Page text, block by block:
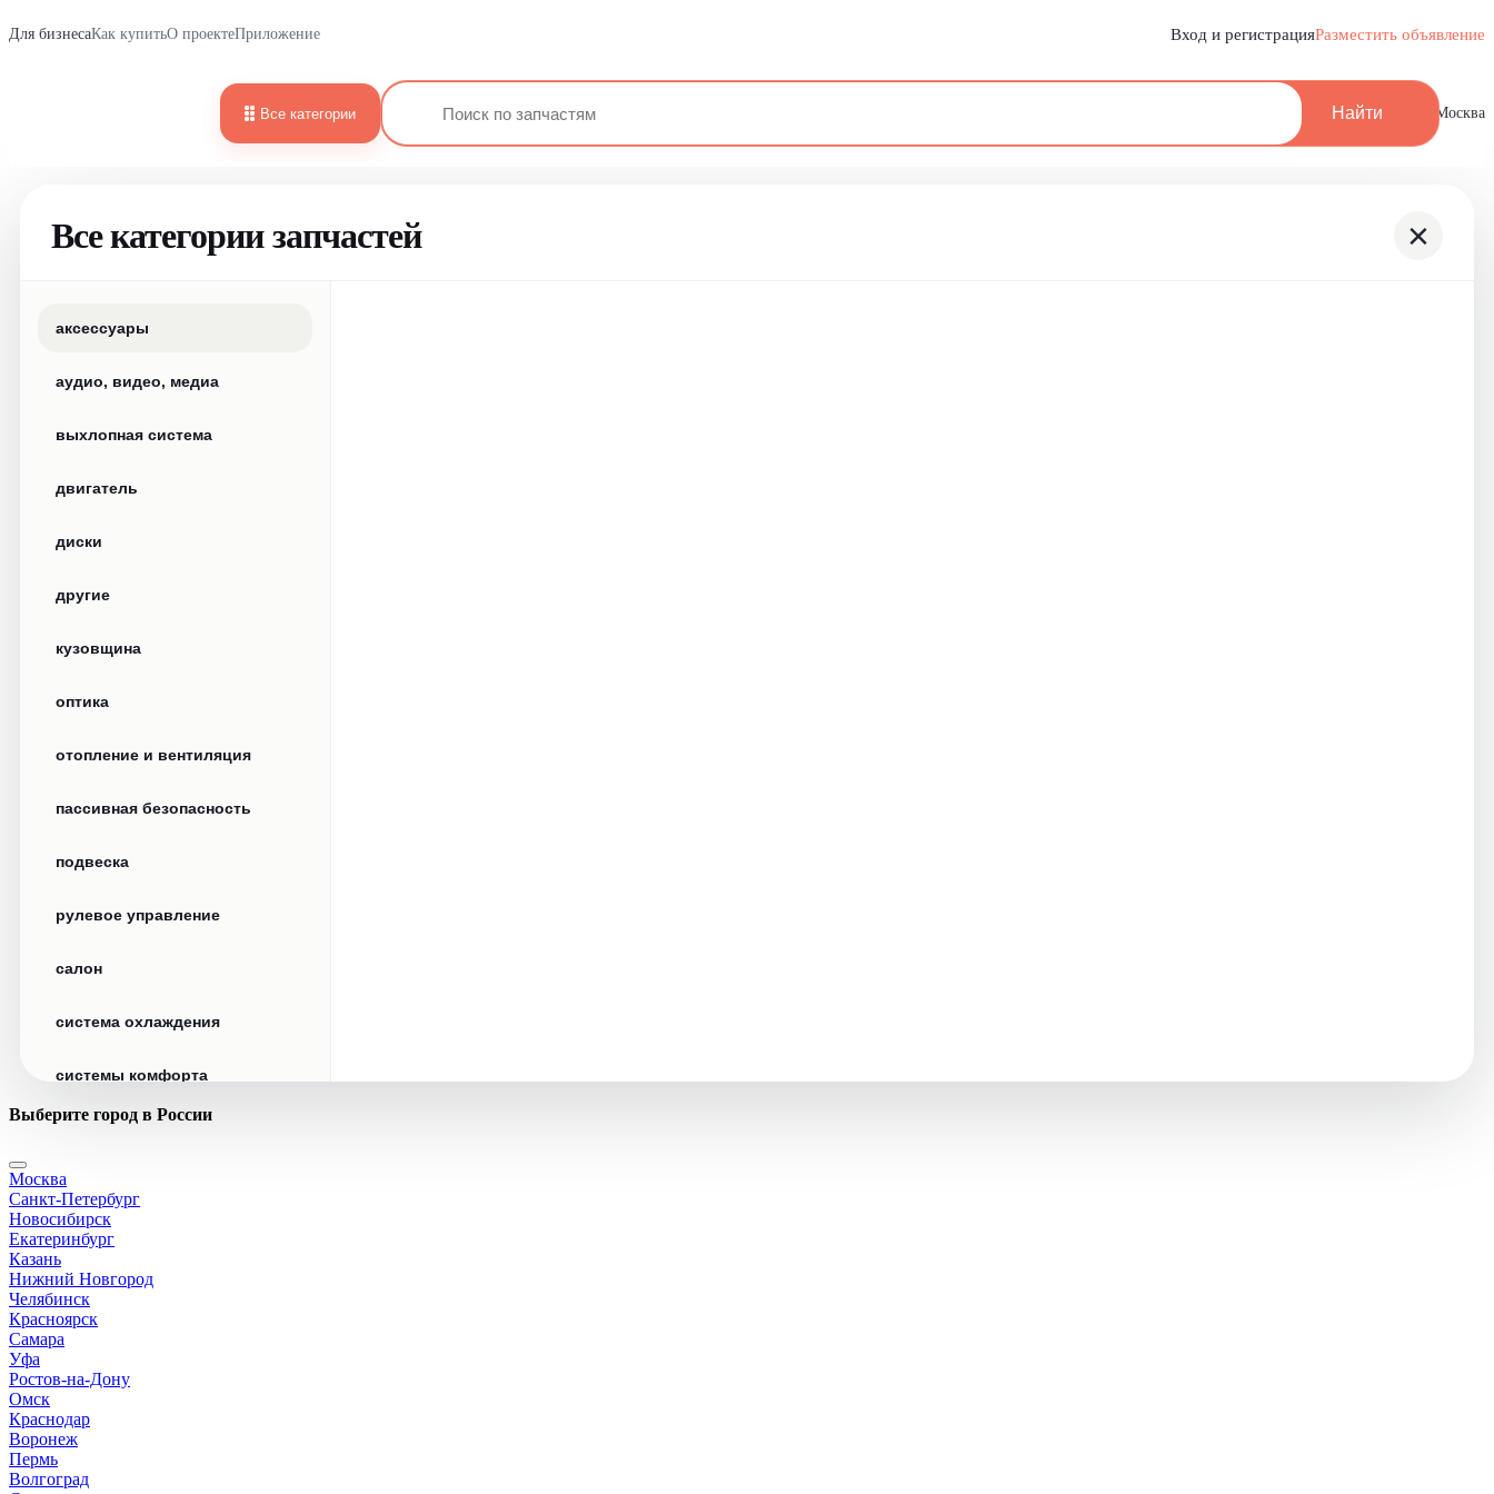
Для бизнесаКак купитьО проектеПриложение Вход и регистрацияРазместить объявление
Все категории Найти Москва
Все категории запчастей ×
аксессуары
аудио, видео, медиа
выхлопная система
двигатель
диски
другие
кузовщина
оптика
отопление и вентиляция
пассивная безопасность
подвеска
рулевое управление
салон
система охлаждения
системы комфорта
стекла
стеклоочистители
топливная система
тормозная система
трансмиссия
Выберите город в России
Москва
Санкт-Петербург
Новосибирск
Екатеринбург
Казань
Нижний Новгород
Челябинск
Красноярск
Самара
Уфа
Ростов-на-Дону
Омск
Краснодар
Воронеж
Пермь
Волгоград